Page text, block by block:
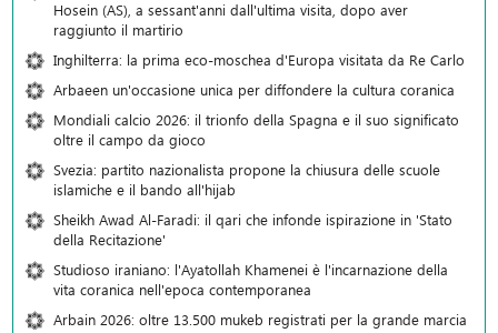
Hosein (AS), a sessant'anni dall'ultima visita, dopo aver
raggiunto il martirio
Inghilterra: la prima eco-moschea d'Europa visitata da Re Carlo
Arbaeen un'occasione unica per diffondere la cultura coranica
Mondiali calcio 2026: il trionfo della Spagna e il suo significato
oltre il campo da gioco
Svezia: partito nazionalista propone la chiusura delle scuole
islamiche e il bando all'hijab
Sheikh Awad Al-Faradi: il qari che infonde ispirazione in 'Stato
della Recitazione'
Studioso iraniano: l'Ayatollah Khamenei è l'incarnazione della
vita coranica nell'epoca contemporanea
Arbain 2026: oltre 13.500 mukeb registrati per la grande marcia